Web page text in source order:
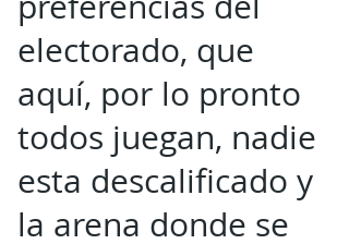
electorado, que
aquí, por lo pronto
todos juegan, nadie
esta descalificado y
la arena donde se